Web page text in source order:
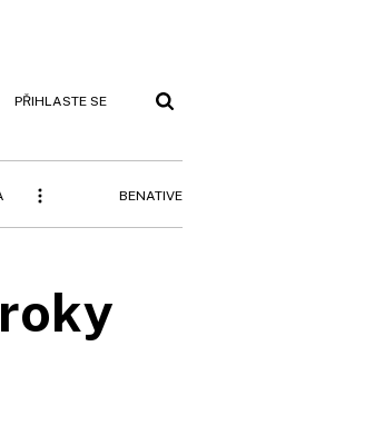
PŘIHLASTE SE
BENATIVE